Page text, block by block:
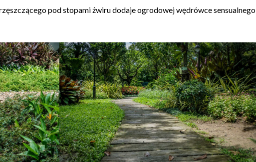
pod stopami żwiru dodaje ogrodowej wędrówce sensualnego